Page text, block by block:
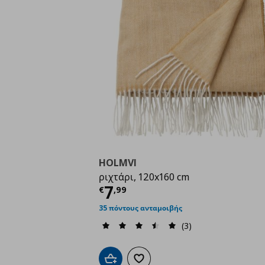
HOLMVI
ριχτάρι, 120x160 cm
€7,99
Τρέχουσα τιμή
35 πόντους ανταμοιβής
(3)
Προσθήκη στο καλάθι
Προσθήκη στα αγαπημένα